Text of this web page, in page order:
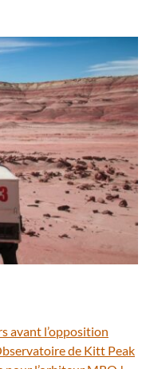
avant l’opposition
de Kitt Peak